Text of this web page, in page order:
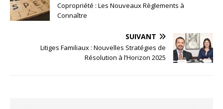
Copropriété : Les Nouveaux Règlements à
Connaître
SUIVANT
Litiges Familiaux : Nouvelles Stratégies de
Résolution à l’Horizon 2025